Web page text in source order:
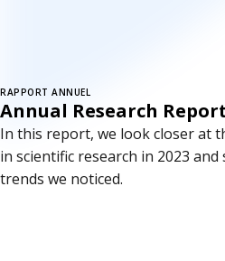
RAPPORT ANNUEL
Annual Research
In this report, we look closer at
in scientific research in 2023
trends we noticed.